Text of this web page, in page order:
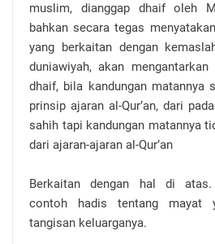
muslim, dianggap dhaif oleh
bahkan secara tegas
yang berkaitan dengan
duniawiyah, akan
dhaif, bila kandungan matannya
prinsip ajaran al-Qur’an, dari
sahih tapi kandungan matannya
dari ajaran-ajaran al-Qur’an
Berkaitan dengan hal di atas.
contoh hadis tentang mayat
tangisan keluarganya.